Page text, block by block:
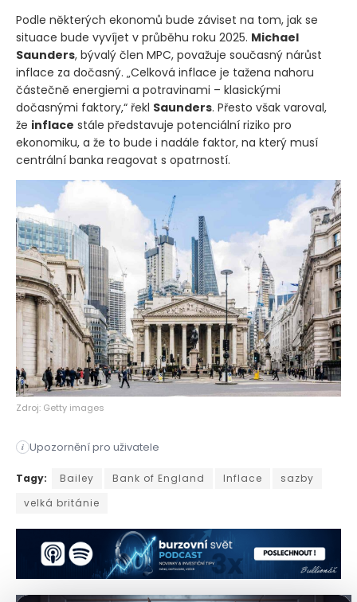
Podle některých ekonomů bude záviset na tom, jak se
situace bude vyvíjet v průběhu roku 2025. Michael
Saunders, bývalý člen MPC, považuje současný nárůst
inflace za dočasný. „Celková inflace je tažena nahoru
částečně energiemi a potravinami – klasickými
dočasnými faktory,“ řekl Saunders. Přesto však varoval,
že inflace stále představuje potenciální riziko pro
ekonomiku, a že to bude i nadále faktor, na který musí
centrální banka reagovat s opatrností.
Zdroj: Getty images
i Upozornění pro uživatele
Guvernér Bank of England, Andrew Bailey, nedávno
Tagy: Bailey Bank of England Inflace
sazby
velká británie